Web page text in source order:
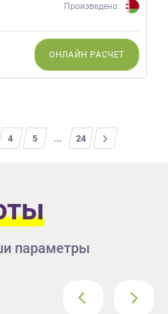
Произведено:
ОНЛАЙН РАСЧЕТ
4 5 ... 24
>
параметры